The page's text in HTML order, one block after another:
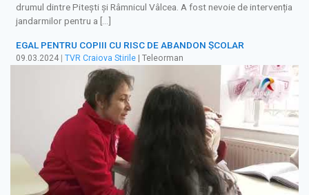
drumul dintre Pitești și Râmnicul Vâlcea. A fost nevoie de intervenția
jandarmilor pentru a […]
EGAL PENTRU COPIII CU RISC DE ABANDON ȘCOLAR
09.03.2024 | TVR Craiova Stirile | Teleorman